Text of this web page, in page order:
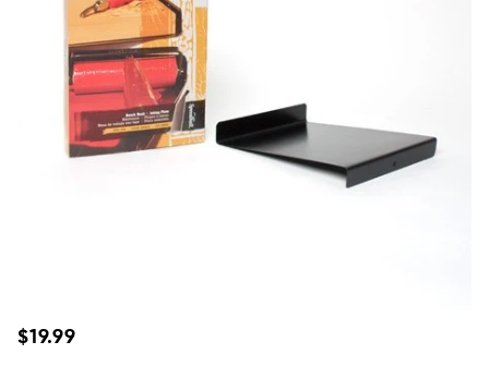
Prix
$19.99